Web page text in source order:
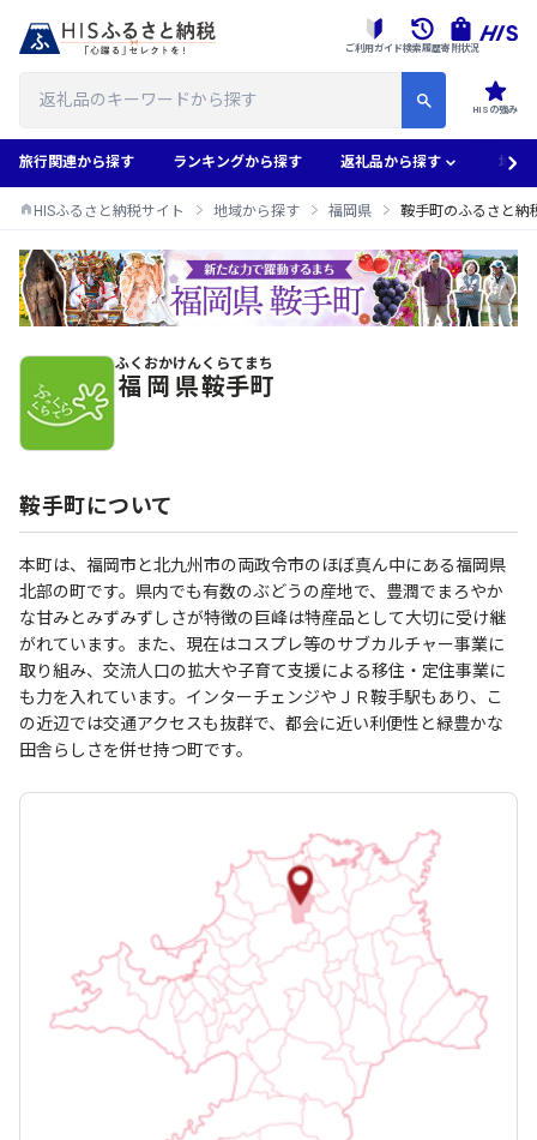
HISの強み
ご利用ガイド検索履歴寄附状況
旅行関連から探す ランキングから探す 返礼品から探す 地域
HISふるさと納税サイト 地域から探す 福岡県 鞍手町のふるさと納
鞍手町のふるさと納税返礼品一覧
福岡県
ふくおかけん
鞍手町
くらてまち
鞍手町について
本町は、福岡市と北九州市の両政令市のほぼ真ん中にある福岡県
北部の町です。県内でも有数のぶどうの産地で、豊潤でまろやか
な甘みとみずみずしさが特徴の巨峰は特産品として大切に受け継
がれています。また、現在はコスプレ等のサブカルチャー事業に
取り組み、交流人口の拡大や子育て支援による移住・定住事業に
も力を入れています。インターチェンジやＪＲ鞍手駅もあり、こ
の近辺では交通アクセスも抜群で、都会に近い利便性と緑豊かな
田舎らしさを併せ持つ町です。